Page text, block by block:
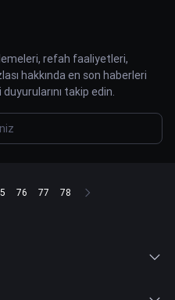
refah faaliyetleri,
hakkında en son haberleri
takip edin.
76 77 78